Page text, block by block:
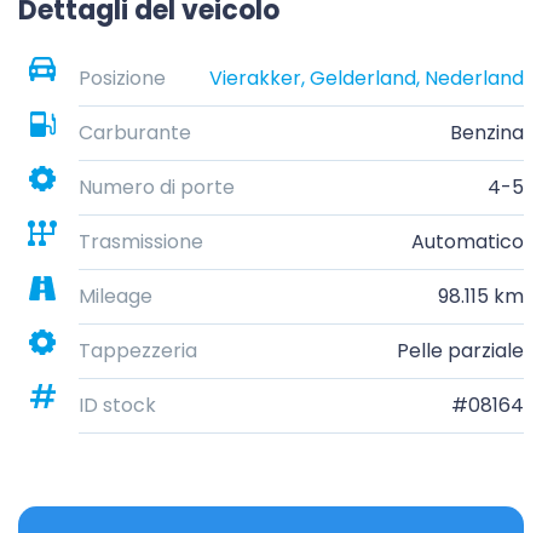
Dettagli del veicolo
Posizione
Vierakker, Gelderland, Nederland
Carburante
Benzina
Numero di porte
4-5
Trasmissione
Automatico
Mileage
98.115 km
Tappezzeria
Pelle parziale
ID stock
#08164